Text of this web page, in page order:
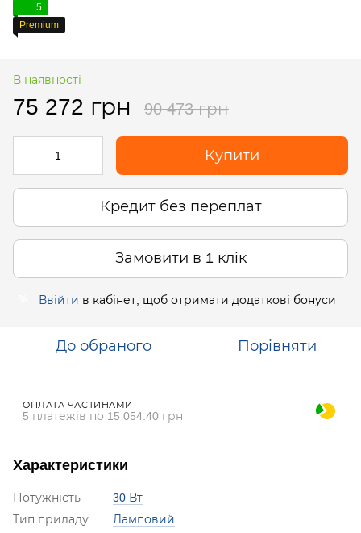
5
Premium
В наявності
75 272 грн 90 473 грн
Купити
Кредит без переплат
Замовити в 1 клік
Ввійти в кабінет, щоб отримати додаткові бонуси
До обраного Порівняти
ОПЛАТА ЧАСТИНАМИ
5 платежів по 15 054.40 грн
Характеристики
Потужність
30 Вт
Тип приладу
Ламповий